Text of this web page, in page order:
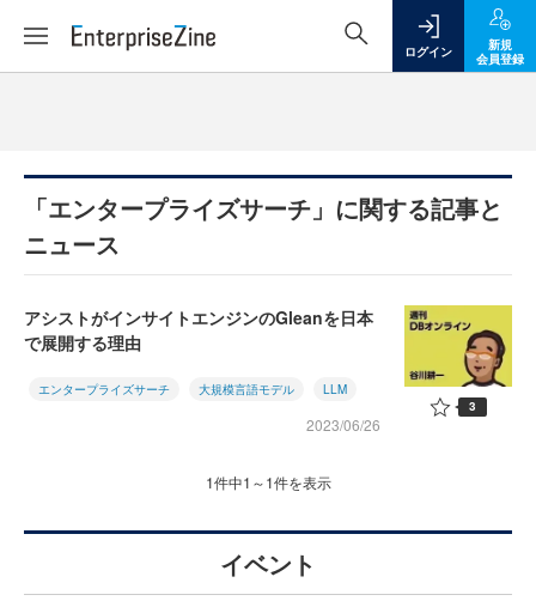
ログイン
新規
会員登録
「エンタープライズサーチ」に関する記事と
ニュース
アシストがインサイトエンジンのGleanを日本
で展開する理由
エンタープライズサーチ 大規模言語モデル LLM
2023/06/26
3
1件中1～1件を表示
イベント